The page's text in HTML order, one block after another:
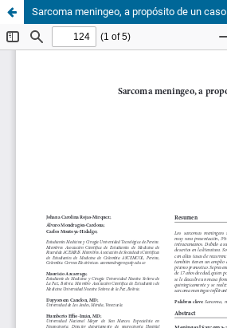
Sarcoma meningeo, a propósito de un caso